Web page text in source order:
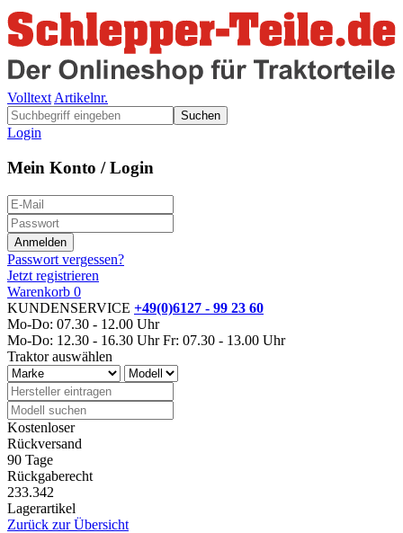
Volltext Artikelnr.
Suchen
Login
Mein Konto / Login
Passwort vergessen?
Jetzt registrieren
Warenkorb 0
KUNDENSERVICE +49(0)6127 - 99 23 60
Mo-Do: 07.30 - 12.00 Uhr
Mo-Do: 12.30 - 16.30 Uhr Fr: 07.30 - 13.00 Uhr
Traktor auswählen
Kostenloser
Rückversand
90 Tage
Rückgaberecht
233.342
Lagerartikel
Zurück zur Übersicht